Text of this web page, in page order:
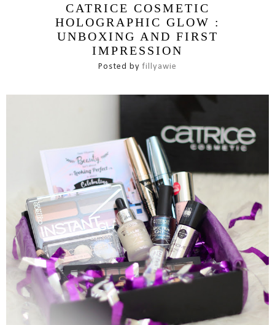
CATRICE COSMETIC
HOLOGRAPHIC GLOW :
UNBOXING AND FIRST
IMPRESSION
Posted byfillyawie